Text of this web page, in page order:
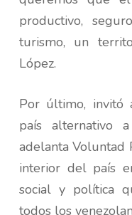
productivo,
turismo, un
López.
Por último, invitó
país alternativo
adelanta Voluntad
interior del país
social y política
todos los